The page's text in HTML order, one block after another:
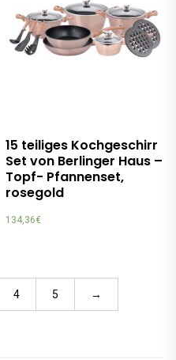
15 teiliges Kochgeschirr
Set von Berlinger Haus –
Topf- Pfannenset,
rosegold
134,36€
4 5 →